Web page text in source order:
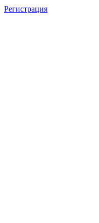
Регистрация